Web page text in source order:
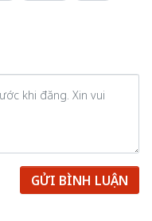
GỬI BÌNH LUẬN